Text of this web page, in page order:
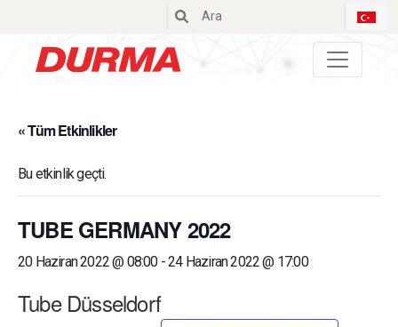
Durmazlar
« Tüm Etkinlikler
Bu etkinlik geçti.
TUBE GERMANY 2022
20 Haziran 2022 @ 08:00-24 Haziran 2022 @ 17:00
Tube Düsseldorf